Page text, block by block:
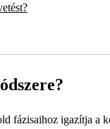
fázisaihoz igazítja a